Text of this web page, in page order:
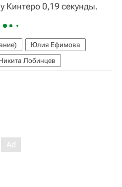
Кинтеро 0,19 секунды.
Юлия Ефимова
Лобинцев